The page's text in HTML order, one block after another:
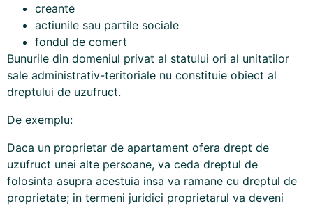
creante
actiunile sau partile sociale
fondul de comert
Bunurile din domeniul privat al statului ori al unitatilor
sale administrativ-teritoriale nu constituie obiect al
dreptului de uzufruct.
De exemplu:
Daca un proprietar de apartament ofera drept de
uzufruct unei alte persoane, va ceda dreptul de
folosinta asupra acestuia insa va ramane cu dreptul de
proprietate; in termeni juridici proprietarul va deveni